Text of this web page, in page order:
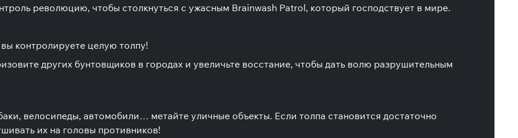
революцию, чтобы столкнуться с ужасным Brainwash Patrol, который господствует в мире.
контролируете целую толпу!
других бунтовщиков в городах и увеличьте восстание, чтобы дать волю разрушительным
велосипеды, автомобили… метайте уличные объекты. Если толпа становится достаточно
их на головы противников!